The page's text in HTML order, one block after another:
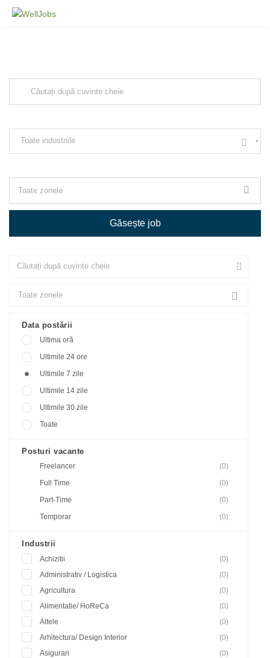
Data postării
Ultima oră
Ultimile 24 ore
Ultimile 7 zile
Ultimile 14 zile
Ultimile 30 zile
Toate
Posturi vacante
Freelancer
(0)
Full Time
(0)
Part-Time
(0)
Temporar
(0)
Industrii
Achizitii
(0)
Administrativ / Logistica
(0)
Agricultura
(0)
Alimentatie/ HoReCa
(0)
Altele
(0)
Arhitectura/ Design Interior
(0)
Asigurari
(0)